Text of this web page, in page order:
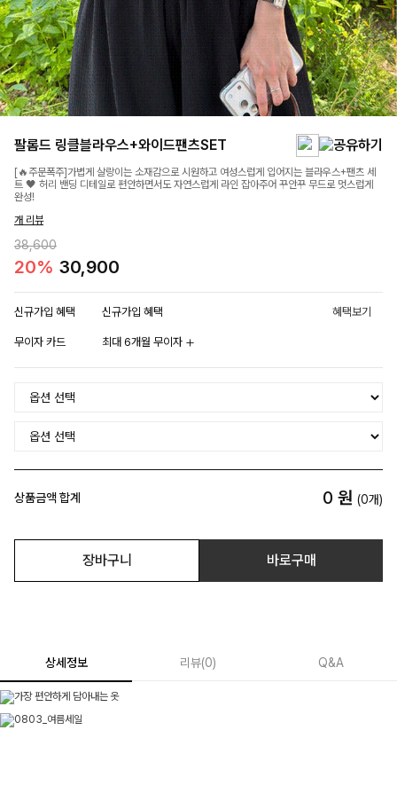
팔롬드 링클블라우스+와이드팬츠SET
[🔥주문폭주]가볍게 살랑이는 소재감으로 시원하고 여성스럽게 입어지는 블라우스+팬츠 세
트 🖤 허리 밴딩 디테일로 편안하면서도 자연스럽게 라인 잡아주어 꾸안꾸 무드로 멋스럽게
완성!
개 리뷰
38,600
20% 30,900
신규가입 혜택 신규가입 혜택 혜택보기
무이자 카드 최대 6개월 무이자
상품금액 합계 0 원 (0개)
장바구니 바로구매
상세정보 리뷰(0) Q&A